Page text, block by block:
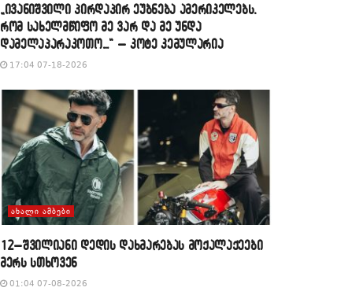
„ივანიშვილი პირდაპირ ეუბნება ამერიკელებს,
რომ სახელმწიფო მე ვარ და მე უნდა
დამელაპარაკოთო…“ – კოტე კემულარია
17:04 07-18-2026
ᲐᲮᲐᲚᲘ ᲐᲛᲑᲔᲑᲘ
12–შვილიანი დედის დახმარებას მოქალაქეები
მერს სთხოვენ
01:04 07-08-2026